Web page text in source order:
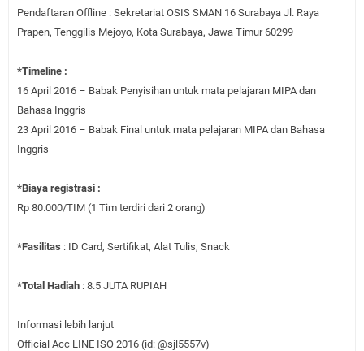
Pendaftaran Offline : Sekretariat OSIS SMAN 16 Surabaya Jl. Raya
Prapen, Tenggilis Mejoyo, Kota Surabaya, Jawa Timur 60299
*Timeline :
16 April 2016 – Babak Penyisihan untuk mata pelajaran MIPA dan
Bahasa Inggris
23 April 2016 – Babak Final untuk mata pelajaran MIPA dan Bahasa
Inggris
*Biaya registrasi :
Rp 80.000/TIM (1 Tim terdiri dari 2 orang)
*Fasilitas : ID Card, Sertifikat, Alat Tulis, Snack
*Total Hadiah : 8.5 JUTA RUPIAH
Informasi lebih lanjut
Official Acc LINE ISO 2016 (id: @sjl5557v)